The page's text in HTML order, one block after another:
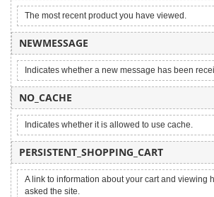
The most recent product you have viewed.
NEWMESSAGE
Indicates whether a new message has been
NO_CACHE
Indicates whether it is allowed to use cache.
PERSISTENT_SHOPPING_CART
A link to information about your cart and viewing
asked the site.